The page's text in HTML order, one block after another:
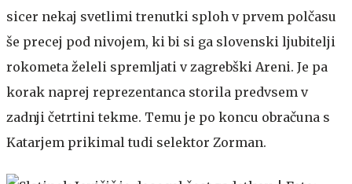
sicer nekaj svetlimi trenutki sploh v prvem polčasu
še precej pod nivojem, ki bi si ga slovenski ljubitelji
rokometa želeli spremljati v zagrebški Areni. Je pa
korak naprej reprezentanca storila predvsem v
zadnji četrtini tekme. Temu je po koncu obračuna s
Katarjem prikimal tudi selektor Zorman.